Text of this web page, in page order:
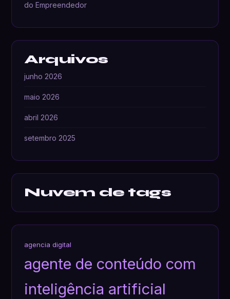
do Empreendedor
Arquivos
junho 2026
maio 2026
abril 2026
setembro 2025
Nuvem de tags
agencia digital
agente de conteúdo com
inteligência artificial